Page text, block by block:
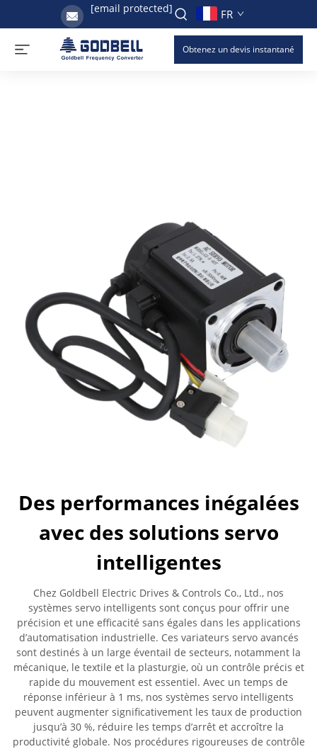
[email protected] FR
Obtenez un devis instantané
Des performances inégalées
avec des solutions servo
intelligentes
Chez Goldbell Electric Drives & Controls Co., Ltd., nos
systèmes servo intelligents sont conçus pour offrir une
précision et une efficacité sans égales dans les applications
d’automatisation industrielle. Ces variateurs servo avancés
sont destinés à un large éventail de secteurs, notamment la
mécanique, le textile et la plasturgie, où un contrôle précis et
rapide du mouvement est essentiel. Avec un temps de
réponse inférieur à 1 ms, nos systèmes servo intelligents
peuvent augmenter significativement les taux de production
jusqu’à 30 %, réduire les temps d’arrêt et accroître la
productivité globale. Nos procédures rigoureuses de contrôle